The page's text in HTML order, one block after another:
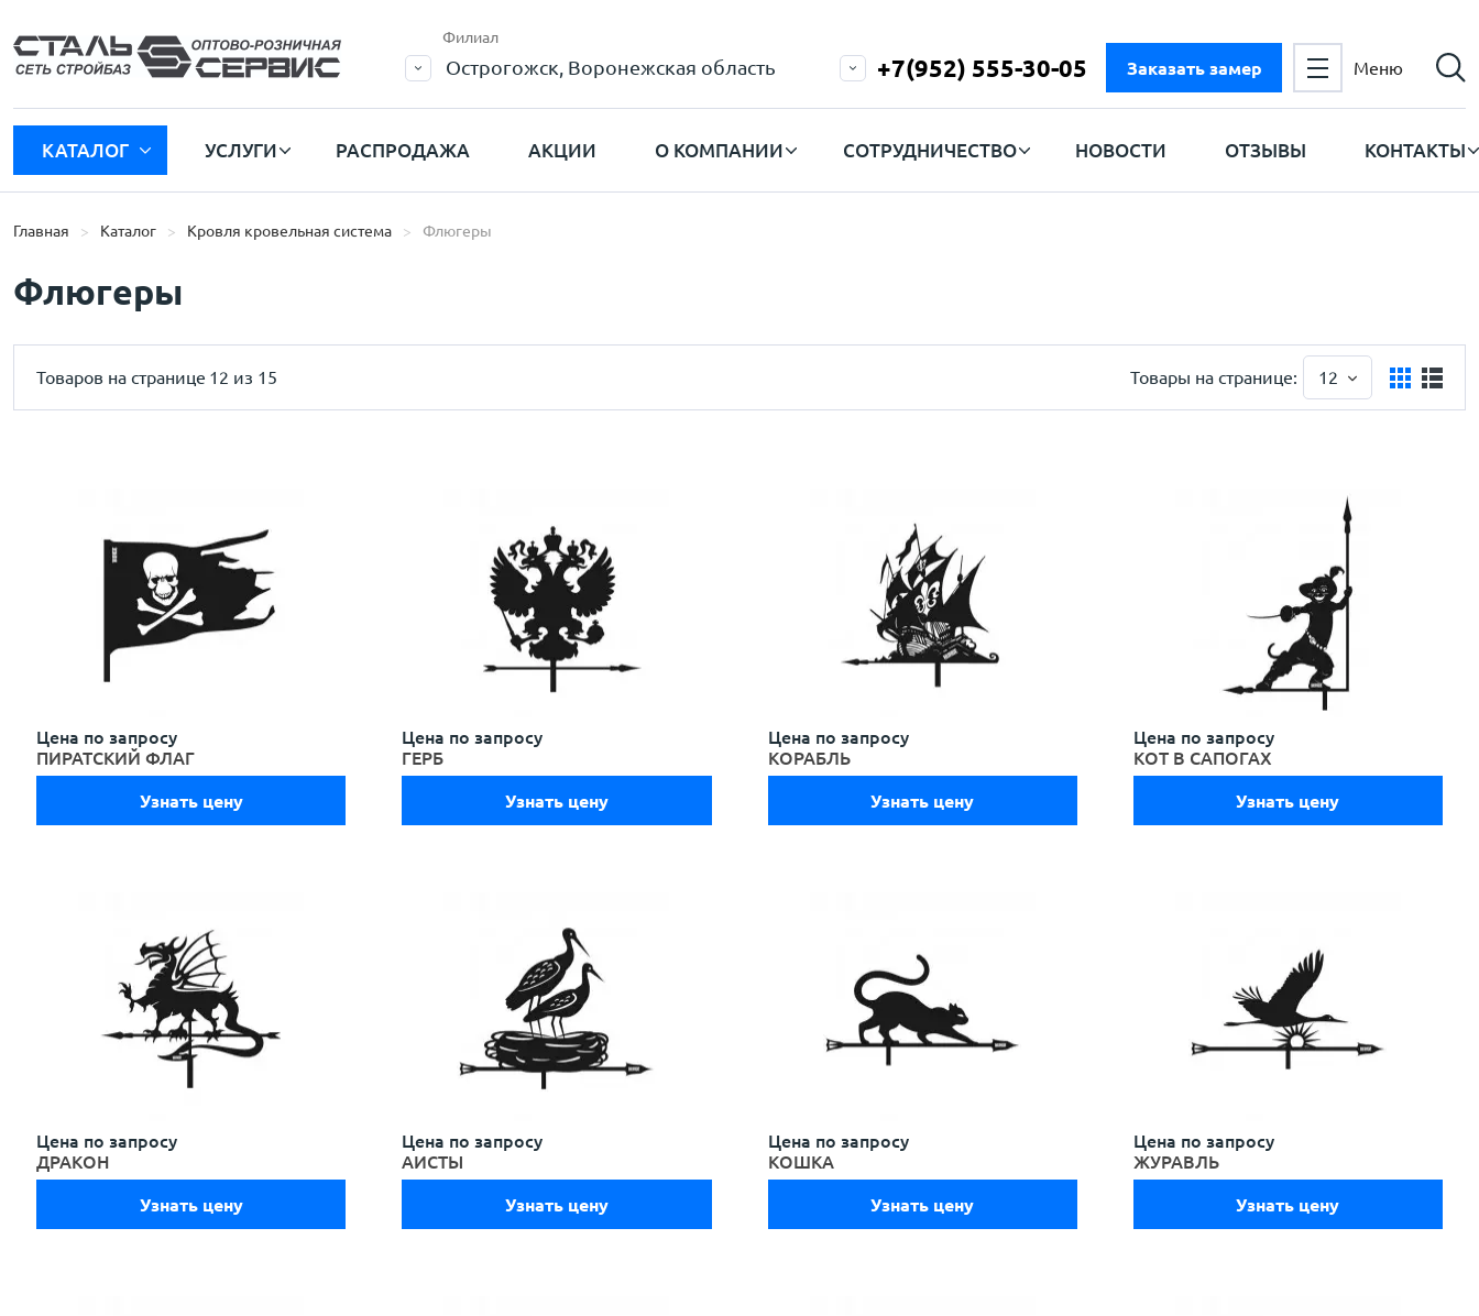
Филиал
Острогожск, Воронежская область +7(952) 555-30-05 Заказать замер Меню
КАТАЛОГ УСЛУГИ РАСПРОДАЖА АКЦИИ О КОМПАНИИ СОТРУДНИЧЕСТВО НОВОСТИ ОТЗЫВЫ КОНТАКТЫ
Главная Каталог Кровля кровельная система Флюгеры
Флюгеры
Товаров на странице 12 из 15 Товары на странице: 12
Цена по запросу
ПИРАТСКИЙ ФЛАГ
Узнать цену
Цена по запросу
ГЕРБ
Узнать цену
Цена по запросу
КОРАБЛЬ
Узнать цену
Цена по запросу
КОТ В САПОГАХ
Узнать цену
Цена по запросу
ДРАКОН
Узнать цену
Цена по запросу
АИСТЫ
Узнать цену
Цена по запросу
КОШКА
Узнать цену
Цена по запросу
ЖУРАВЛЬ
Узнать цену